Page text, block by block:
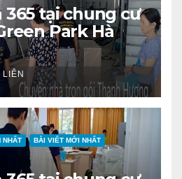
365 tại chung cư
Park Hà
LIÊN
NHẤT BÀI VIẾT MỚI NHẤT